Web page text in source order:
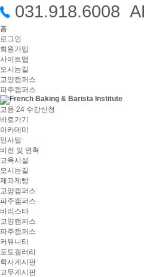
031.918.6008
홈
로그인
회원가입
사이트맵
오시는길
고양캠퍼스
파주캠퍼스
고용 24 수강신청
바로가기
아카데미
인사말
비전 및 연혁
교육시설
오시는길
제과제빵
고양캠퍼스
파주캠퍼스
바리스타
고양캠퍼스
파주캠퍼스
커뮤니티
포토갤러리
학사게시판
교무게시판